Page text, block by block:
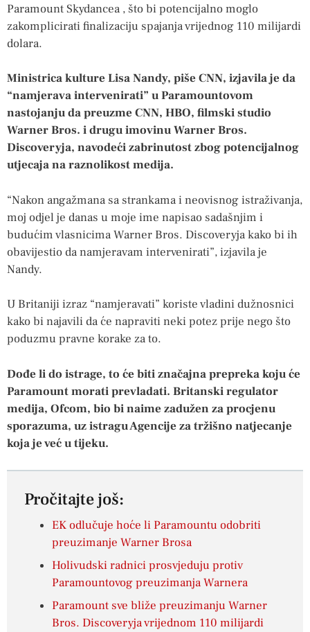
Paramount Skydancea , što bi potencijalno moglo
zakomplicirati finalizaciju spajanja vrijednog 110 milijardi
dolara.
Ministrica kulture Lisa Nandy, piše CNN, izjavila je da
“namjerava intervenirati” u Paramountovom
nastojanju da preuzme CNN, HBO, filmski studio
Warner Bros. i drugu imovinu Warner Bros.
Discoveryja, navodeći zabrinutost zbog potencijalnog
utjecaja na raznolikost medija.
“Nakon angažmana sa strankama i neovisnog istraživanja,
moj odjel je danas u moje ime napisao sadašnjim i
budućim vlasnicima Warner Bros. Discoveryja kako bi ih
obavijestio da namjeravam intervenirati”, izjavila je
Nandy.
U Britaniji izraz “namjeravati” koriste vladini dužnosnici
kako bi najavili da će napraviti neki potez prije nego što
poduzmu pravne korake za to.
Dođe li do istrage, to će biti značajna prepreka koju će
Paramount morati prevladati. Britanski regulator
medija, Ofcom, bio bi naime zadužen za procjenu
sporazuma, uz istragu Agencije za tržišno natjecanje
koja je već u tijeku.
Pročitajte još:
EK odlučuje hoće li Paramountu odobriti
preuzimanje Warner Brosa
Holivudski radnici prosvjeduju protiv
Paramountovog preuzimanja Warnera
Paramount sve bliže preuzimanju Warner
Bros. Discoveryja vrijednom 110 milijardi